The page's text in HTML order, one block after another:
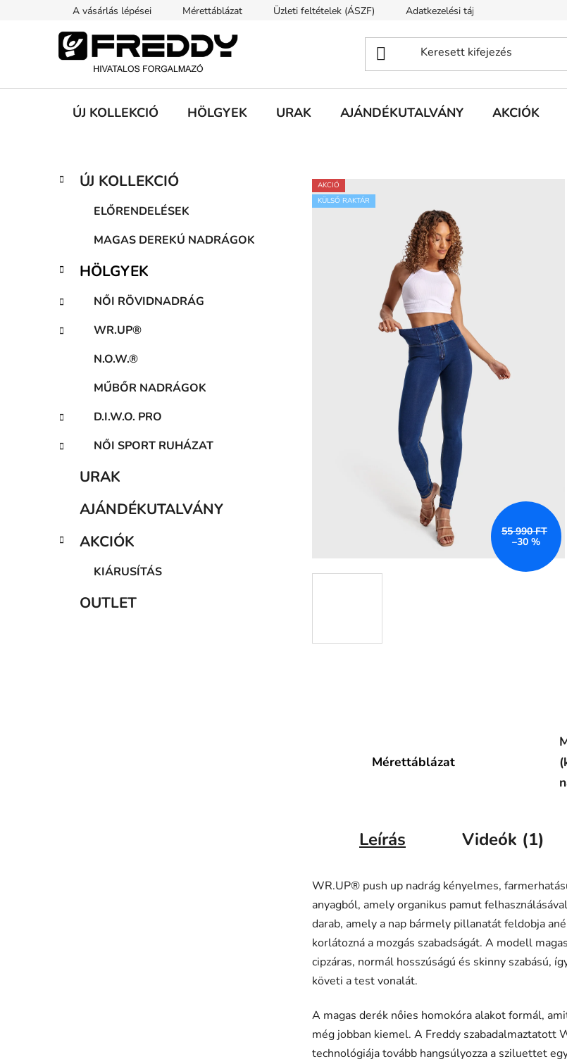
tartalomhoz
A vásárlás lépései Mérettáblázat Üzleti feltételek (ÁSZF) Adatkezelési tájékoztató
ÚJ KOLLEKCIÓ HÖLGYEK URAK AJÁNDÉKUTALVÁNY AKCIÓK
O
s
p
n
Kategóriák
átugrása
K
a
r
á
k
ÚJ KOLLEKCIÓ
ELŐRENDELÉSEK
MAGAS DEREKÚ NADRÁGOK
HÖLGYEK
NŐI RÖVIDNADRÁG
WR.UP®
N.O.W.®
MŰBŐR NADRÁGOK
D.I.W.O. PRO
NŐI SPORT RUHÁZAT
URAK
AJÁNDÉKUTALVÁNY
AKCIÓK
KIÁRUSÍTÁS
OUTLET
AKCIÓ
KÜLSŐ RAKTÁR
55 990 FT
–30 %
Mérettáblázat
Leírás Videók (1)
WR.UP® push up nadrág kényelmes,
anyagból, amely organikus pamut
darab, amely a nap bármely pillanatát feldobja
korlátozná a mozgás szabadságát. A modell
cipzáras, normál hosszúságú és skinny szabású,
követi a test vonalát.
A magas derék nőies homokóra alakot formál,
még jobban kiemel. A Freddy szabadalmaztatott
technológiája tovább hangsúlyozza a sziluettet